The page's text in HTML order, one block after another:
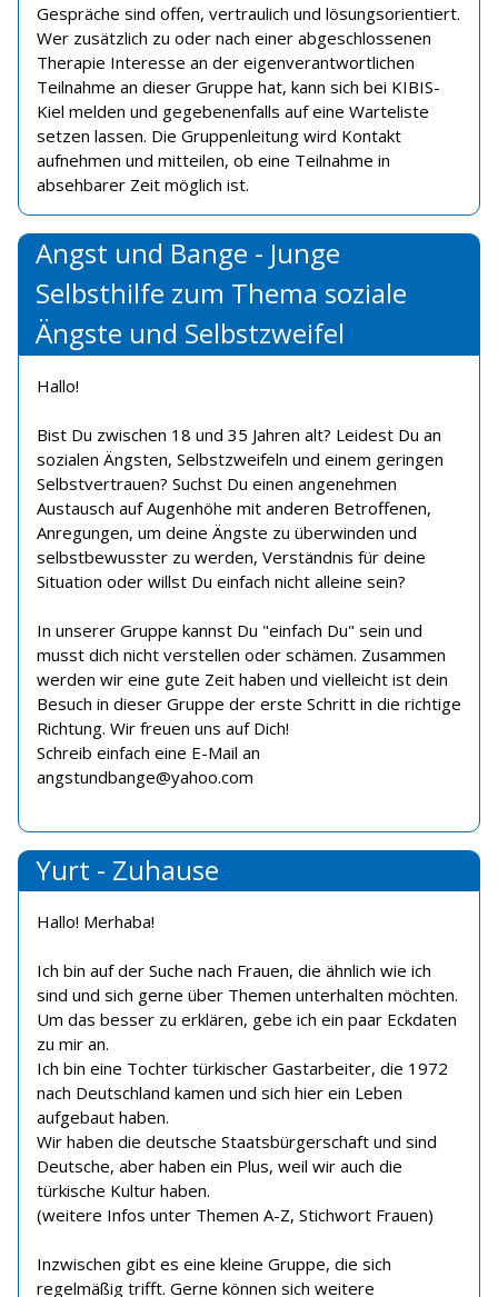
Gespräche sind offen, vertraulich und lösungsorientiert.
Wer zusätzlich zu oder nach einer abgeschlossenen
Therapie Interesse an der eigenverantwortlichen
Teilnahme an dieser Gruppe hat, kann sich bei KIBIS-
Kiel melden und gegebenenfalls auf eine Warteliste
setzen lassen. Die Gruppenleitung wird Kontakt
aufnehmen und mitteilen, ob eine Teilnahme in
absehbarer Zeit möglich ist.
Angst und Bange - Junge
Selbsthilfe zum Thema soziale
Ängste und Selbstzweifel
Hallo!
Bist Du zwischen 18 und 35 Jahren alt? Leidest Du an
sozialen Ängsten, Selbstzweifeln und einem geringen
Selbstvertrauen? Suchst Du einen angenehmen
Austausch auf Augenhöhe mit anderen Betroffenen,
Anregungen, um deine Ängste zu überwinden und
selbstbewusster zu werden, Verständnis für deine
Situation oder willst Du einfach nicht alleine sein?
In unserer Gruppe kannst Du "einfach Du" sein und
musst dich nicht verstellen oder schämen. Zusammen
werden wir eine gute Zeit haben und vielleicht ist dein
Besuch in dieser Gruppe der erste Schritt in die richtige
Richtung. Wir freuen uns auf Dich!
Schreib einfach eine E-Mail an
angstundbange@yahoo.com
Yurt - Zuhause
Hallo! Merhaba!
Ich bin auf der Suche nach Frauen, die ähnlich wie ich
sind und sich gerne über Themen unterhalten möchten.
Um das besser zu erklären, gebe ich ein paar Eckdaten
zu mir an.
Ich bin eine Tochter türkischer Gastarbeiter, die 1972
nach Deutschland kamen und sich hier ein Leben
aufgebaut haben.
Wir haben die deutsche Staatsbürgerschaft und sind
Deutsche, aber haben ein Plus, weil wir auch die
türkische Kultur haben.
(weitere Infos unter Themen A-Z, Stichwort Frauen)
Inzwischen gibt es eine kleine Gruppe, die sich
regelmäßig trifft. Gerne können sich weitere